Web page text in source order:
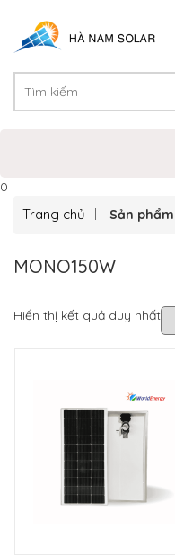
0
Trang chủ Sản
MONO150W
Hiển thị kết quả duy nhất